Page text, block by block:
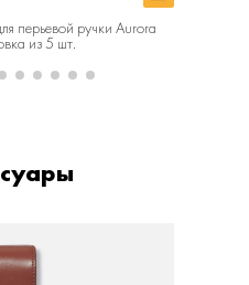
перьевой ручки Aurora
из 5 шт.